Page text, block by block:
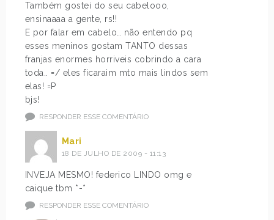
Também gostei do seu cabelooo,
ensinaaaa a gente, rs!!
E por falar em cabelo… não entendo pq
esses meninos gostam TANTO dessas
franjas enormes horriveis cobrindo a cara
toda.. =/ eles ficaraim mto mais lindos sem
elas! =P
bjs!
RESPONDER ESSE COMENTÁRIO
Mari
18 DE JULHO DE 2009 - 11:13
INVEJA MESMO! federico LINDO omg e
caique tbm *-*
RESPONDER ESSE COMENTÁRIO